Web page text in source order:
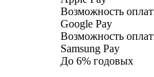
Возможность
Google Pay
Возможность
Samsung Pay
До 6% годовых